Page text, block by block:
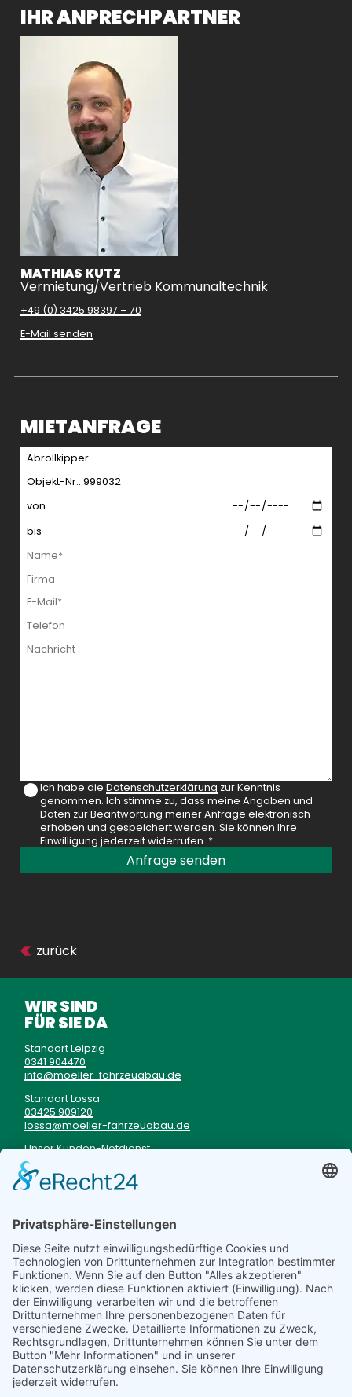
IHR ANPRECHPARTNER
MATHIAS KUTZ
Vermietung/Vertrieb Kommunaltechnik
+49 (0) 3425 98397 – 70
E-Mail senden
MIETANFRAGE
Ich habe die Datenschutzerklärung zur Kenntnis
genommen. Ich stimme zu, dass meine Angaben und
Daten zur Beantwortung meiner Anfrage elektronisch
erhoben und gespeichert werden. Sie können Ihre
Einwilligung jederzeit widerrufen. *
Anfrage senden
zurück
WIR SIND
FÜR SIE DA
Standort Leipzig
0341 904470
info
moeller-fahrzeugbau de
Standort Lossa
03425 909120
lossa
moeller-fahrzeugbau de
Unser Kunden-Notdienst
im Fall einer Panne
0177 3333199
TRUCKSTOP
BISTRO
Mo - Fr von 06 - 20 Uhr
Sa von 06 - 12 Uhr
Speiseplan
WIR STELLEN
UNS VOR